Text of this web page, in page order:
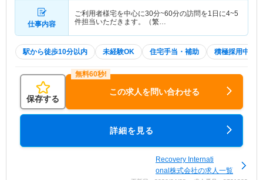
仕事内容
ご利用者様宅を中心に30分~60分の訪問を1日に4~5
件担当いただきます。（繁…
駅から徒歩10分以内 未経験OK 住宅手当・補助 積極採用中
保存する
この求人を問い合わせる
詳細を見る
Recovery Internati
onal株式会社の求人一覧